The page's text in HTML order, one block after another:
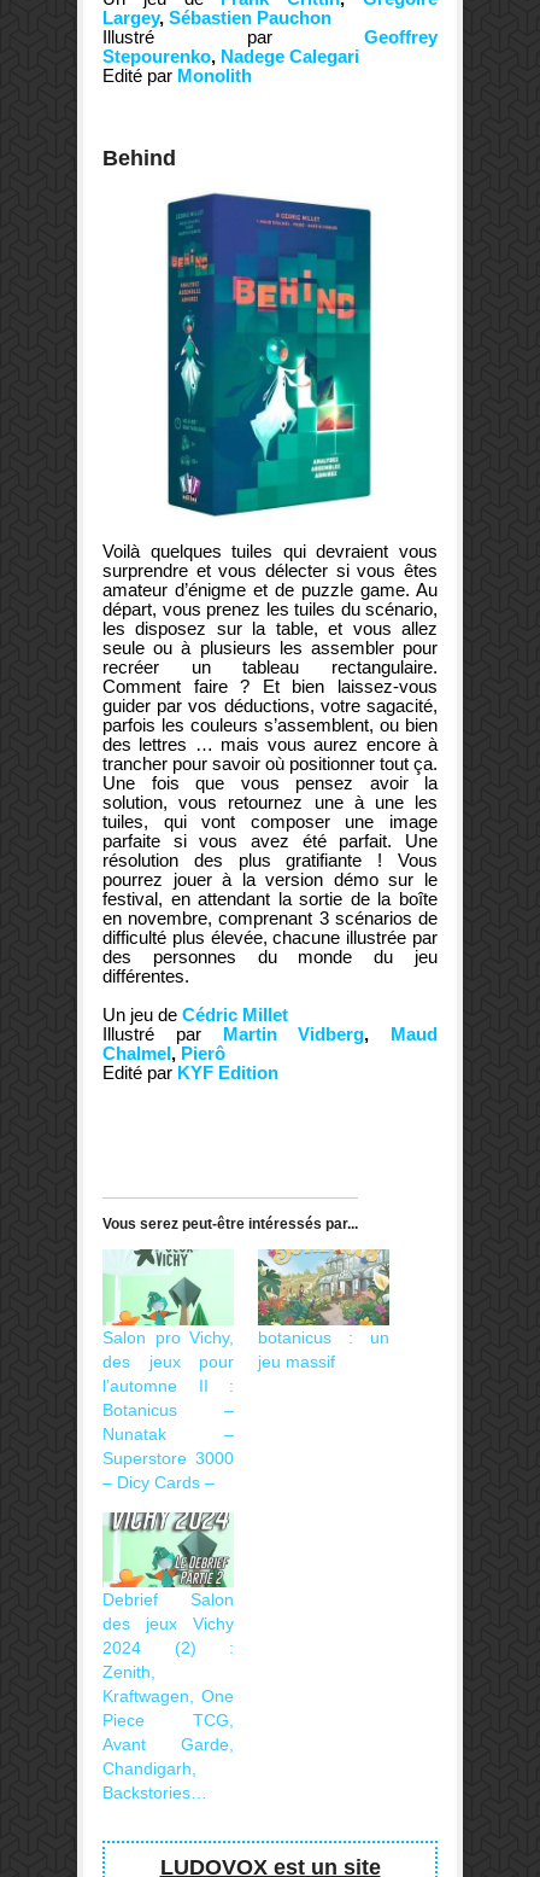
Largey, Sébastien Pauchon
Illustré par Geoffrey
Stepourenko, Nadege Calegari
Edité par Monolith
Behind
Voilà quelques tuiles qui devraient vous
surprendre et vous délecter si vous êtes
amateur d’énigme et de puzzle game. Au
départ, vous prenez les tuiles du scénario,
les disposez sur la table, et vous allez
seule ou à plusieurs les assembler pour
recréer un tableau rectangulaire.
Comment faire ? Et bien laissez-vous
guider par vos déductions, votre sagacité,
parfois les couleurs s’assemblent, ou bien
des lettres … mais vous aurez encore à
trancher pour savoir où positionner tout ça.
Une fois que vous pensez avoir la
solution, vous retournez une à une les
tuiles, qui vont composer une image
parfaite si vous avez été parfait. Une
résolution des plus gratifiante ! Vous
pourrez jouer à la version démo sur le
festival, en attendant la sortie de la boîte
en novembre, comprenant 3 scénarios de
difficulté plus élevée, chacune illustrée par
des personnes du monde du jeu
différentes.
Un jeu de Cédric Millet
Illustré par Martin Vidberg, Maud
Chalmel, Pierô
Edité par KYF Edition
Vous serez peut-être intéressés par...
Salon pro Vichy,
des jeux pour
l’automne II :
Botanicus –
Nunatak –
Superstore 3000
– Dicy Cards –
botanicus : un
jeu massif
Debrief Salon
des jeux Vichy
2024 (2) :
Zenith,
Kraftwagen, One
Piece TCG,
Avant Garde,
Chandigarh,
Backstories…
LUDOVOX est un site